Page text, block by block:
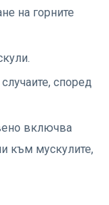
на горните
според
включва
към мускулите,